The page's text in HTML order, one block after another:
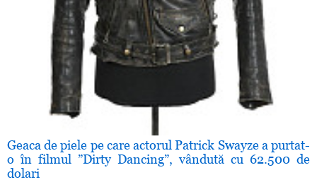
Geaca de piele pe care actorul Patrick Swayze a purtat-
o în filmul ”Dirty Dancing”, vândută cu 62.500 de
dolari